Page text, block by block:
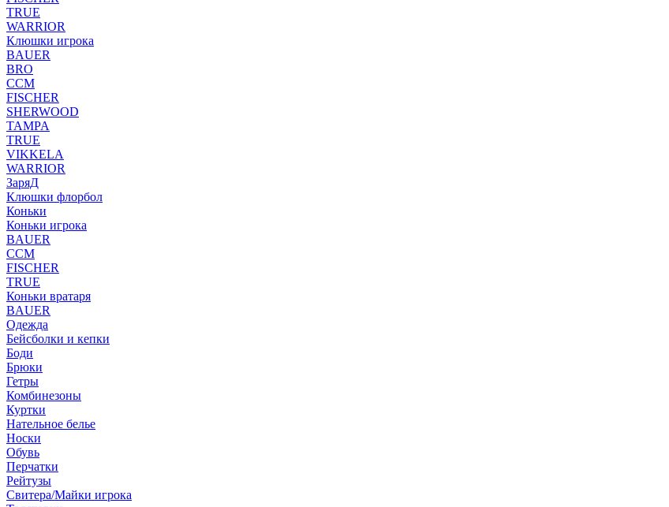
TRUE
WARRIOR
Клюшки игрока
BAUER
BRO
CCM
FISCHER
SHERWOOD
TAMPA
TRUE
VIKKELA
WARRIOR
ЗаряД
Клюшки флорбол
Коньки
Коньки игрока
BAUER
CCM
FISCHER
TRUE
Коньки вратаря
BAUER
Одежда
Бейсболки и кепки
Боди
Брюки
Гетры
Комбинезоны
Куртки
Нательное белье
Носки
Обувь
Перчатки
Рейтузы
Свитера/Майки игрока